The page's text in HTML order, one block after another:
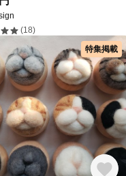
(18)
特集掲載